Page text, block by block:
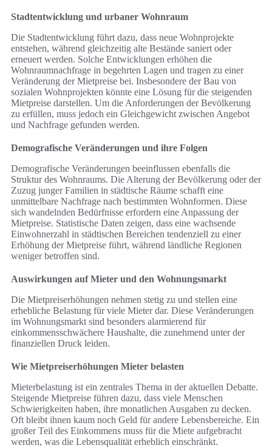
Stadtentwicklung und urbaner Wohnraum
Die Stadtentwicklung führt dazu, dass neue Wohnprojekte
entstehen, während gleichzeitig alte Bestände saniert oder
erneuert werden. Solche Entwicklungen erhöhen die
Wohnraumnachfrage in begehrten Lagen und tragen zu einer
Veränderung der Mietpreise bei. Insbesondere der Bau von
sozialen Wohnprojekten könnte eine Lösung für die steigenden
Mietpreise darstellen. Um die Anforderungen der Bevölkerung
zu erfüllen, muss jedoch ein Gleichgewicht zwischen Angebot
und Nachfrage gefunden werden.
Demografische Veränderungen und ihre Folgen
Demografische Veränderungen beeinflussen ebenfalls die
Struktur des Wohnraums. Die Alterung der Bevölkerung oder der
Zuzug junger Familien in städtische Räume schafft eine
unmittelbare Nachfrage nach bestimmten Wohnformen. Diese
sich wandelnden Bedürfnisse erfordern eine Anpassung der
Mietpreise. Statistische Daten zeigen, dass eine wachsende
Einwohnerzahl in städtischen Bereichen tendenziell zu einer
Erhöhung der Mietpreise führt, während ländliche Regionen
weniger betroffen sind.
Auswirkungen auf Mieter und den Wohnungsmarkt
Die Mietpreiserhöhungen nehmen stetig zu und stellen eine
erhebliche Belastung für viele Mieter dar. Diese Veränderungen
im Wohnungsmarkt sind besonders alarmierend für
einkommensschwächere Haushalte, die zunehmend unter der
finanziellen Druck leiden.
Wie Mietpreiserhöhungen Mieter belasten
Mieterbelastung ist ein zentrales Thema in der aktuellen Debatte.
Steigende Mietpreise führen dazu, dass viele Menschen
Schwierigkeiten haben, ihre monatlichen Ausgaben zu decken.
Oft bleibt ihnen kaum noch Geld für andere Lebensbereiche. Ein
großer Teil des Einkommens muss für die Miete aufgebracht
werden, was die Lebensqualität erheblich einschränkt.